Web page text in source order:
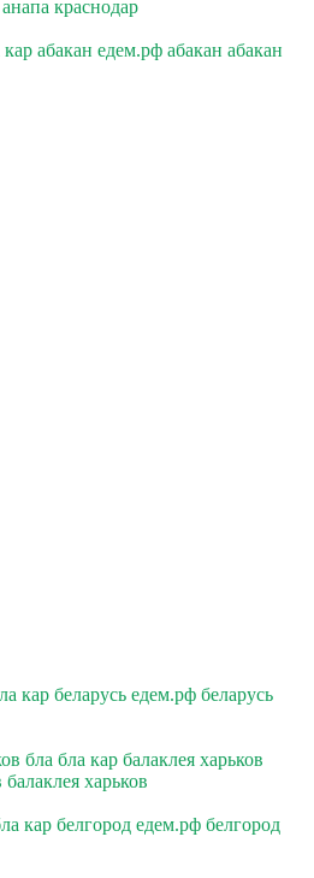
краснодар
абакан едем.рф абакан абакан
кар беларусь едем.рф беларусь
бла бла кар балаклея харьков
харьков
кар белгород едем.рф белгород